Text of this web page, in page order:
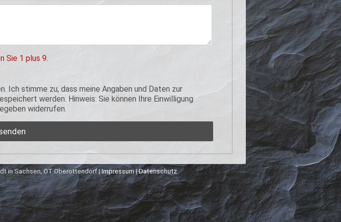
Sie 1 plus 9.
Ich stimme zu, dass meine Angaben und Daten zur
werden. Hinweis: Sie können Ihre Einwilligung
widerrufen.
in Sachsen, OT Oberottendorf |Impressum|Datenschutz